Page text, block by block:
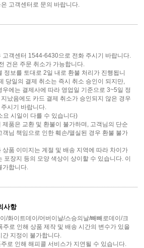
고객센터로 문의 바랍니다.
고객센터 1544-6430으로 전화 주시기 바랍니다.
건은 주문 취소가 가능합니다.
정보를 토대로 2일 내로 환불 처리가 진행됩니
당일의 결제 취소는 즉시 취소 승인이 되지만,
우에는 결제사에 따라 영업일 기준으로 3~5일 정
났음에도 카드 결제 취소가 승인되지 않은 경우
시기 바랍니다.
요 시일이 다를 수 있습니다)
품은 교환 및 환불이 불가하며, 고객님의 단순
객님 책임으로 인한 훼손/멸실된 경우 환불 불가
품 이미지는 계절 및 배송 지역에 따라 차이가
포장지 등의 모양 색상이 상이할 수 있습니다. 이
가합니다.
사항
/화이트데이/어버이날/스승의날/빼빼로데이/크
주로 인해 상품 제작 및 배송 시간의 변수가 있을
간 지정이 불가합니다.
로 인해 해피콜 서비스가 지연될 수 있습니다.